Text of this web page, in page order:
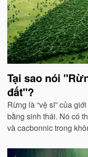
Tại sao nói
đất"?
Rừng là “vệ sĩ” của
bằng sinh thái. Nó có
và cacbonnic trong
các chất thải, khí độc
môi trường...